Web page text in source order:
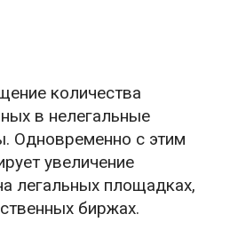
количества
в нелегальные
Одновременно с этим
увеличение
легальных площадках,
биржах.